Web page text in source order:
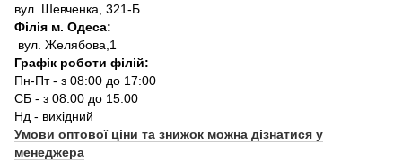
вул. Шевченка, 321-Б
Філія м. Одеса:
вул. Желябова,1
Графік роботи філій:
Пн-Пт - з 08:00 до 17:00
СБ - з 08:00 до 15:00
Нд - вихідний
Умови оптової ціни та знижок можна дізнатися у
менеджера